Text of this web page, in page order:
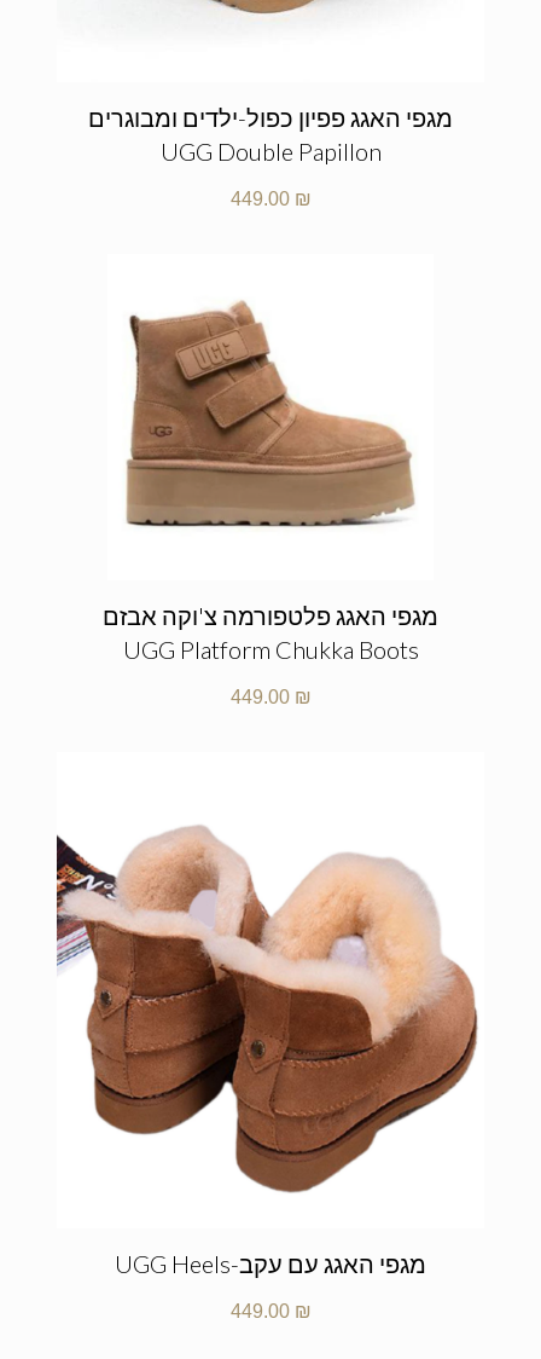
מגפי האגג פפיון כפול-ילדים ומבוגרים
UGG Double Papillon
449.00 ₪
מגפי האגג פלטפורמה צ'וקה אבזם
UGG Platform Chukka Boots
449.00 ₪
מגפי האגג עם עקב-UGG Heels
449.00 ₪